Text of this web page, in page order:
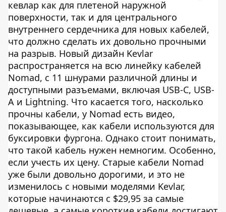
кевлар как для плетеной наружной
поверхности, так и для центрального
внутреннего сердечника для новых кабелей,
что должно сделать их довольно прочными
на разрыв. Новый дизайн Kevlar
распространяется на всю линейку кабелей
Nomad, с 11 шнурами различной длины и
доступными разъемами, включая USB-C, USB-
A и Lightning. Что касается того, насколько
прочны кабели, у Nomad есть видео,
показывающее, как кабели используются для
буксировки фургона. Однако стоит понимать,
что такой кабель нужен немногим. Особенно,
если учесть их цену. Старые кабели Nomad
уже были довольно дорогими, и это не
изменилось с новыми моделями Kevlar,
которые начинаются с $29,95 за самые